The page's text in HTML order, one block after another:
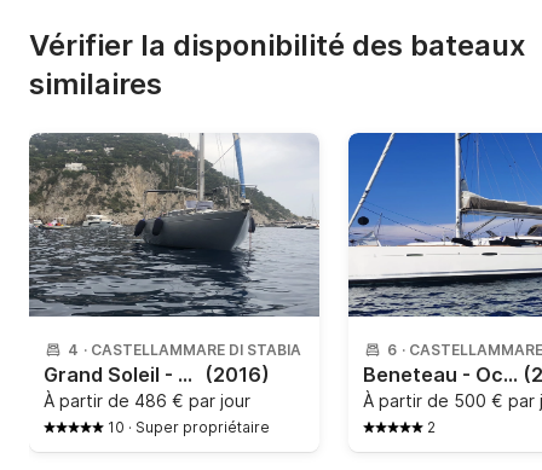
Vérifier la disponibilité des bateaux
similaires
4 · CASTELLAMMARE DI STABIA
Grand Soleil - 34 (2016)
À partir de 486 € par jour
10 · Super propriétaire
6 ·
Beneteau - Oceanis 40
À partir de 500 € par
2